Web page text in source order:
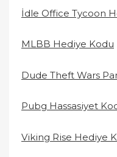
İdle Office Tycoon
MLBB Hediye Kodu
Dude Theft Wars
Pubg Hassasiyet
Viking Rise Hediye